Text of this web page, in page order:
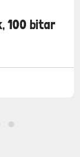
100 bitar